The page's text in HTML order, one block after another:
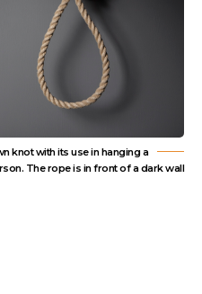
knot with its use in hanging a
The rope is in front of a dark wall.